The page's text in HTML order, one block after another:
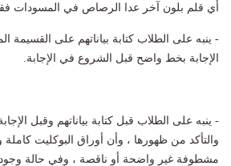
أي قلم بلون آخر عدا الرصاص في المسودات
- ينبه على الطلاب كتابة بياناتهم على القسيمة
الإجابة بخط واضح قبل الشروع في الإجابة.
- ينبه على الطلاب قبل كتابة بياناتهم وقبل
والتأكد من ظهورها ، وأن أوراق البوكليت
مشطوفة غير واضحة أو ناقصة ، وفي حالة وجود